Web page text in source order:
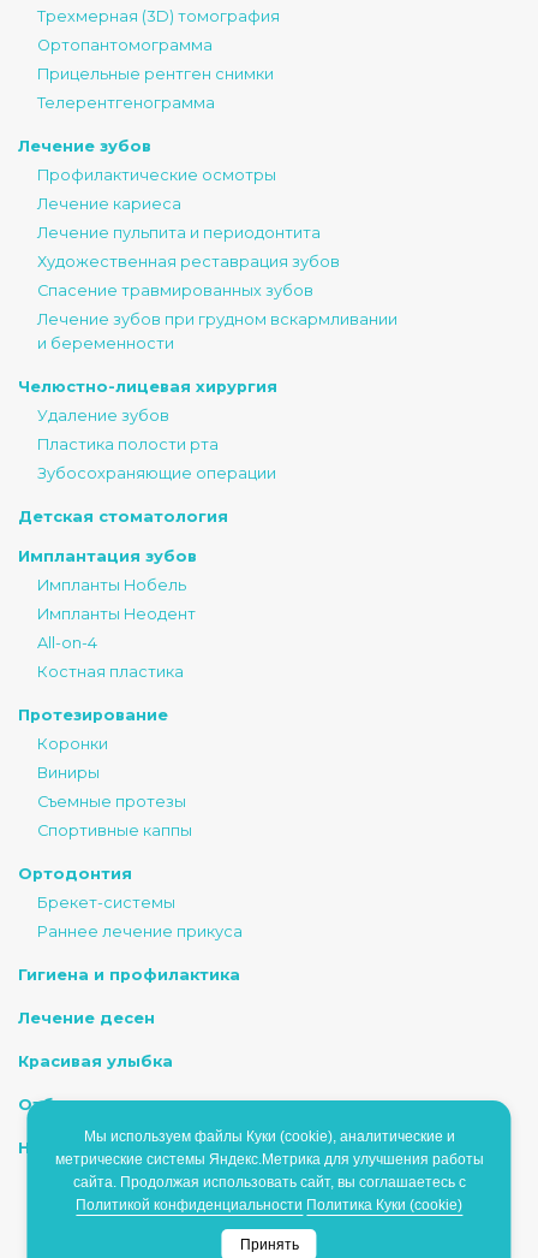
Трехмерная (3D) томография
Ортопантомограмма
Прицельные рентген снимки
Телерентгенограмма
Лечение зубов
Профилактические осмотры
Лечение кариеса
Лечение пульпита и периодонтита
Художественная реставрация зубов
Спасение травмированных зубов
Лечение зубов при грудном вскармливании
и беременности
Челюстно-лицевая хирургия
Удаление зубов
Пластика полости рта
Зубосохраняющие операции
Детская стоматология
Имплантация зубов
Импланты Нобель
Импланты Неодент
All-on-4
Костная пластика
Протезирование
Коронки
Виниры
Съемные протезы
Спортивные каппы
Ортодонтия
Брекет-системы
Раннее лечение прикуса
Гигиена и профилактика
Лечение десен
Красивая улыбка
Отбеливание
Наркоз/Седация
ИМЕЮТСЯ ПРОТИВОПОКАЗАНИЯ, НЕОБХОДИМО
ПРОКОНСУЛЬТИРОВАТЬСЯ СО СПЕЦИАЛИСТОМ
Мы используем файлы Куки (cookie), аналитические и
метрические системы Яндекс.Метрика для улучшения работы
сайта. Продолжая использовать сайт, вы соглашаетесь с
Политикой конфиденциальности Политика Куки (cookie)
Принять